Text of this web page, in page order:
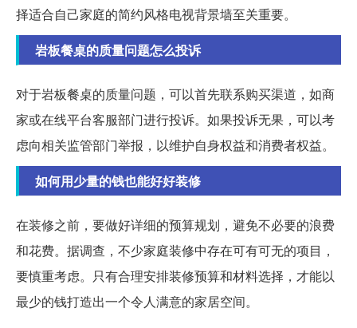
择适合自己家庭的简约风格电视背景墙至关重要。
岩板餐桌的质量问题怎么投诉
对于岩板餐桌的质量问题，可以首先联系购买渠道，如商
家或在线平台客服部门进行投诉。如果投诉无果，可以考
虑向相关监管部门举报，以维护自身权益和消费者权益。
如何用少量的钱也能好好装修
在装修之前，要做好详细的预算规划，避免不必要的浪费
和花费。据调查，不少家庭装修中存在可有可无的项目，
要慎重考虑。只有合理安排装修预算和材料选择，才能以
最少的钱打造出一个令人满意的家居空间。